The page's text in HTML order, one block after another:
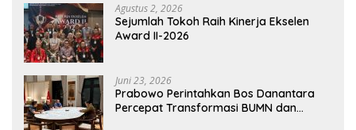
Agustus 2, 2026
Sejumlah Tokoh Raih Kinerja Ekselen
Award II-2026
Juni 23, 2026
Prabowo Perintahkan Bos Danantara
Percepat Transformasi BUMN dan